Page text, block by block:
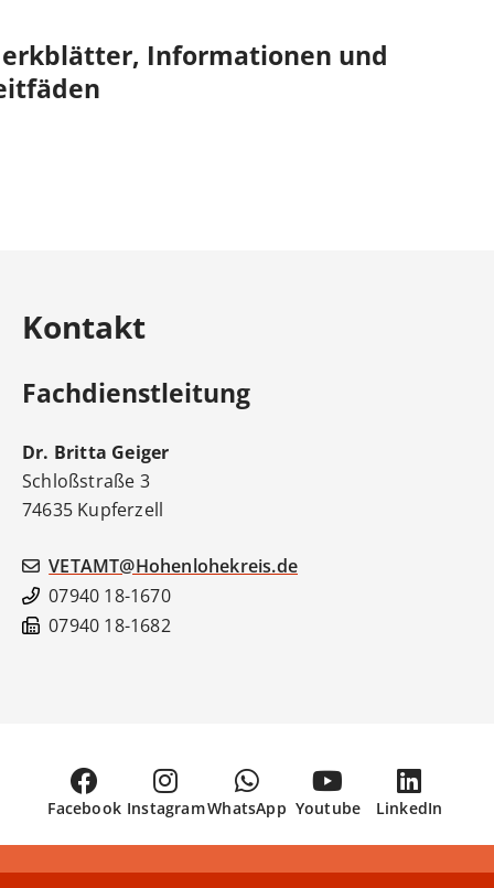
Informationen und
Kontakt
Fachdienstleitung
Dr. Britta Geiger
Schloßstraße 3
74635 Kupferzell
VETAMT@Hohenlohekreis.de
07940 18-1670
07940 18-1682
Facebook InstagramWhatsApp Youtube LinkedIn